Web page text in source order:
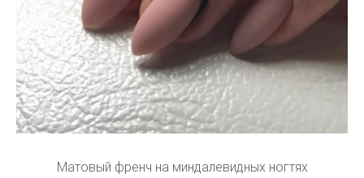
Матовый френч на миндалевидных ногтях